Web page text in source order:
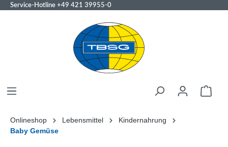
Service-Hotline +49 421 39955-0
Onlineshop Lebensmittel
Kindernahrung
Baby Gemüse